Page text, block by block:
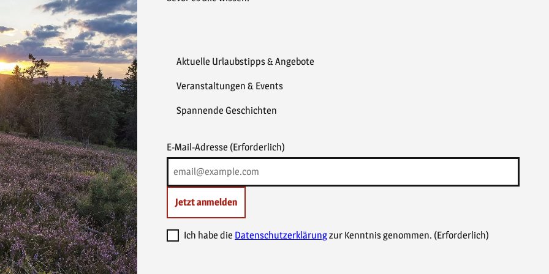
Aktuelle Urlaubstipps & Angebote
Veranstaltungen & Events
Spannende Geschichten
E-Mail-Adresse (Erforderlich)
Jetzt anmelden
Ich habe die Datenschutzerklärungzur Kenntnis genommen. (Erforderlich)